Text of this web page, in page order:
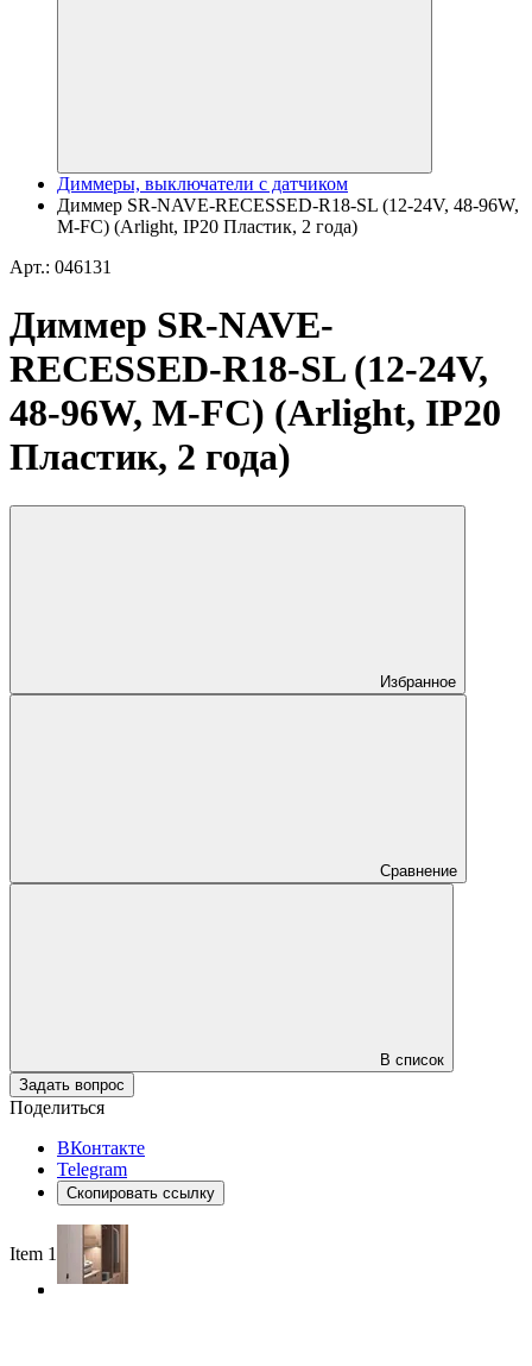
Диммеры, выключатели с датчиком
Диммер SR-NAVE-RECESSED-R18-SL (12-24V, 48-96W,
M-FC) (Arlight, IP20 Пластик, 2 года)
Арт.: 046131
Диммер SR-NAVE-
RECESSED-R18-SL (12-24V,
48-96W, M-FC) (Arlight, IP20
Пластик, 2 года)
Избранное
Сравнение
В список
Задать вопрос
Поделиться
ВКонтакте
Telegram
Скопировать ссылку
Item 1 of 3